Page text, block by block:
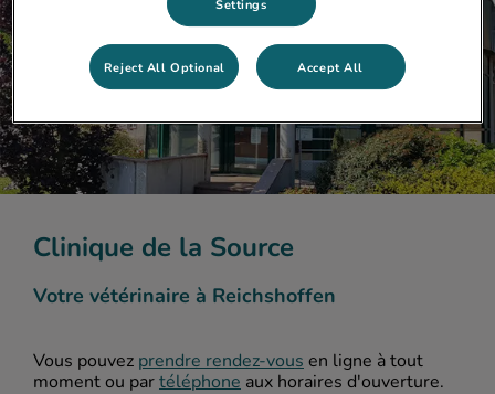
Clinique de la Source
Votre vétérinaire à Reichshoffen
Vous pouvez prendre rendez-vous en ligne à tout
moment ou par téléphone aux horaires d'ouverture.
Settings
Reject All Optional Accept All